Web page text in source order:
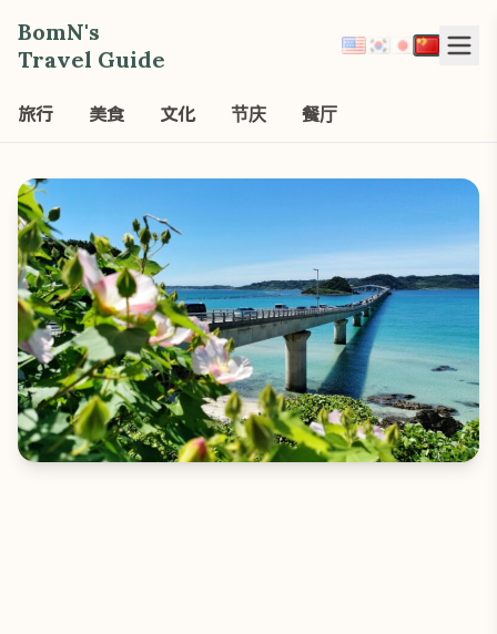
BomN's
Travel Guide
旅行 美食 文化 节庆 餐厅